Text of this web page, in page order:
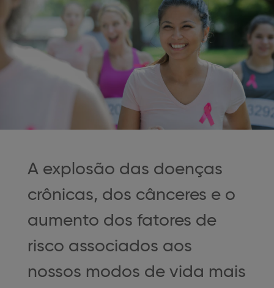
A explosão das doenças
crônicas, dos cânceres e o
aumento dos fatores de
risco associados aos
nossos modos de vida mais